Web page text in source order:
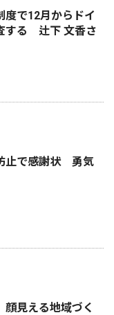
度で12月からドイ
する 辻下 文香さ
止で感謝状 勇気
見える地域づく